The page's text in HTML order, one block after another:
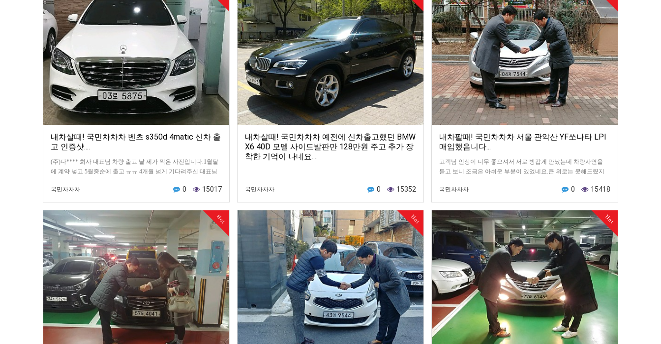
내차살때! 국민차차차 벤츠 s350d 4matic 신차 출
고 인증샷....
(주)다**** 회사 대표님 차량 출고 날 제가 찍은 사진입니다.1월달
에 계약 넣고 5월중순에 출고 ㅠㅠ 4개월 넘게 기다려주신 대표님
국민차차차
0 15017
내차살때! 국민차차차 예전에 신차출고했던 BMW
X6 40D 모델 사이드발판만 128만원 주고 추가 장
착한 기억이 나네요....
국민차차차 0 15352
내차팔때! 국민차차차 서울 관악산 YF쏘나타 LPI
매입했읍니다...
고객님 인상이 너무 좋으셔서 서로 방갑게 만났는데 차량사연을
듣고 보니 조금은 아쉬운 부분이 있었네요.큰 위로는 못해드렸지
국민차차차
0 15418
Hot Hot Hot